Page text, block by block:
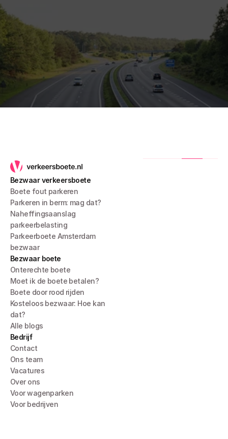
Bezwaar verkeersboete
Boete fout parkeren
Parkeren in berm: mag dat?
Naheffingsaanslag
parkeerbelasting
Parkeerboete Amsterdam
bezwaar
Bezwaar boete
Onterechte boete
Moet ik de boete betalen?
Boete door rood rijden
Kosteloos bezwaar: Hoe kan
dat?
Alle blogs
Bedrijf
Contact
Ons team
Vacatures
Over ons
Voor wagenparken
Voor bedrijven